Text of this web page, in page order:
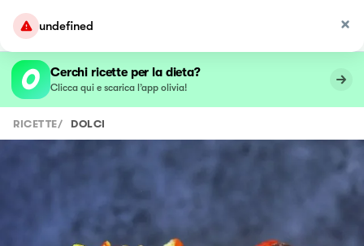
undefined
Cerchi ricette per la dieta?
Clicca qui e scarica l’app olivia!
RICETTE/ DOLCI